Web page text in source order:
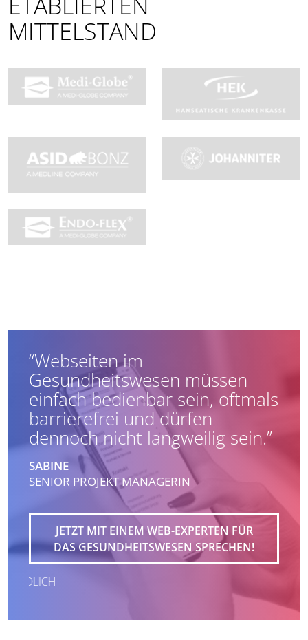
MITTELSTAND
“Webseiten im
Gesundheitswesen müssen
einfach bedienbar sein, oftmals
barrierefrei und dürfen
dennoch nicht langweilig sein.”
SABINE
SENIOR PROJEKT MANAGERIN
JETZT MIT EINEM WEB-EXPERTEN FÜR
DAS GESUNDHEITSWESEN SPRECHEN!